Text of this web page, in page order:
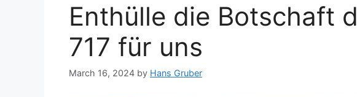
Enthülle die Botschaft
717 für uns
March 16, 2024 by Hans Gruber